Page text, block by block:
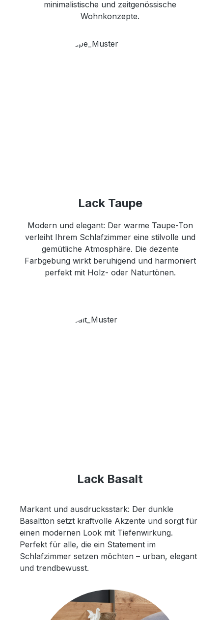
minimalistische und zeitgenössische
Wohnkonzepte.
Lack Taupe
Modern und elegant: Der warme Taupe-Ton
verleiht Ihrem Schlafzimmer eine stilvolle und
gemütliche Atmosphäre. Die dezente
Farbgebung wirkt beruhigend und harmoniert
perfekt mit Holz- oder Naturtönen.
Lack Basalt
Markant und ausdrucksstark: Der dunkle
Basaltton setzt kraftvolle Akzente und sorgt für
einen modernen Look mit Tiefenwirkung.
Perfekt für alle, die ein Statement im
Schlafzimmer setzen möchten – urban, elegant
und trendbewusst.